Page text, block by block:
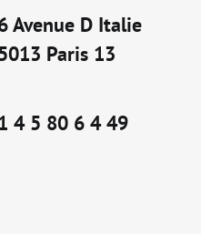
Avenue D Italie
Paris 13
4 5 80 6 4 49